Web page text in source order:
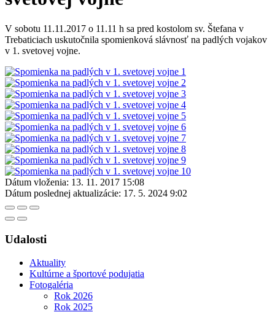
V sobotu 11.11.2017 o 11.11 h sa pred kostolom sv. Štefana v
Trebaticiach uskutočnila spomienková slávnosť na padlých vojakov
v 1. svetovej vojne.
Dátum vloženia: 13. 11. 2017 15:08
Dátum poslednej aktualizácie: 17. 5. 2024 9:02
Udalosti
Aktuality
Kultúrne a športové podujatia
Fotogaléria
Rok 2026
Rok 2025